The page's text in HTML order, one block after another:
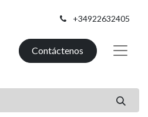
+34922632405
Contáctenos